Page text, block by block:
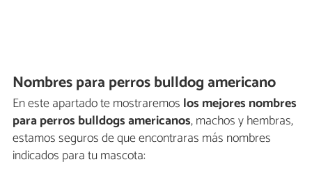
Nombres para perros bulldog americano
En este apartado te mostraremos los mejores nombres
para perros bulldogs americanos, machos y hembras,
estamos seguros de que encontraras más nombres
indicados para tu mascota: